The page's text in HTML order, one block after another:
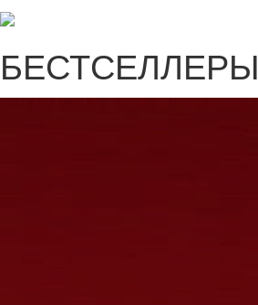
БЕСТСЕЛЛЕРЫ